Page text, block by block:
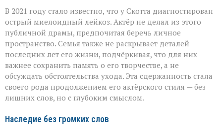
В 2021 году стало известно, что у Скотта диагностирован
острый миелоидный лейкоз. Актёр не делал из этого
публичной драмы, предпочитая беречь личное
пространство. Семья также не раскрывает деталей
последних лет его жизни, подчёркивая, что для них
важнее сохранить память о его творчестве, а не
обсуждать обстоятельства ухода. Эта сдержанность стала
своего рода продолжением его актёрского стиля — без
лишних слов, но с глубоким смыслом.
Наследие без громких слов